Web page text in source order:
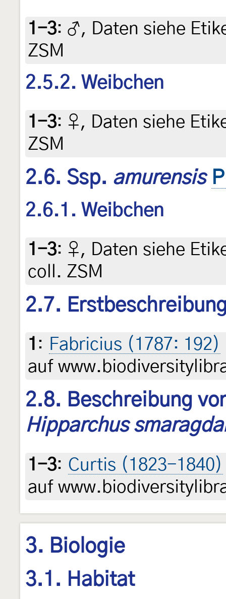
1-3: ♂, Daten siehe
ZSM
2.5.2. Weibchen
1-3: ♀, Daten siehe
ZSM
2.6. Ssp. amurensis
2.6.1. Weibchen
1-3: ♀, Daten siehe
coll. ZSM
2.7.
1 : Fabricius (1787: 192)
auf
2.8. Beschreibung
Hipparchus
1-3: Curtis (1823-1840)
auf
3. Biologie
3.1. Habitat